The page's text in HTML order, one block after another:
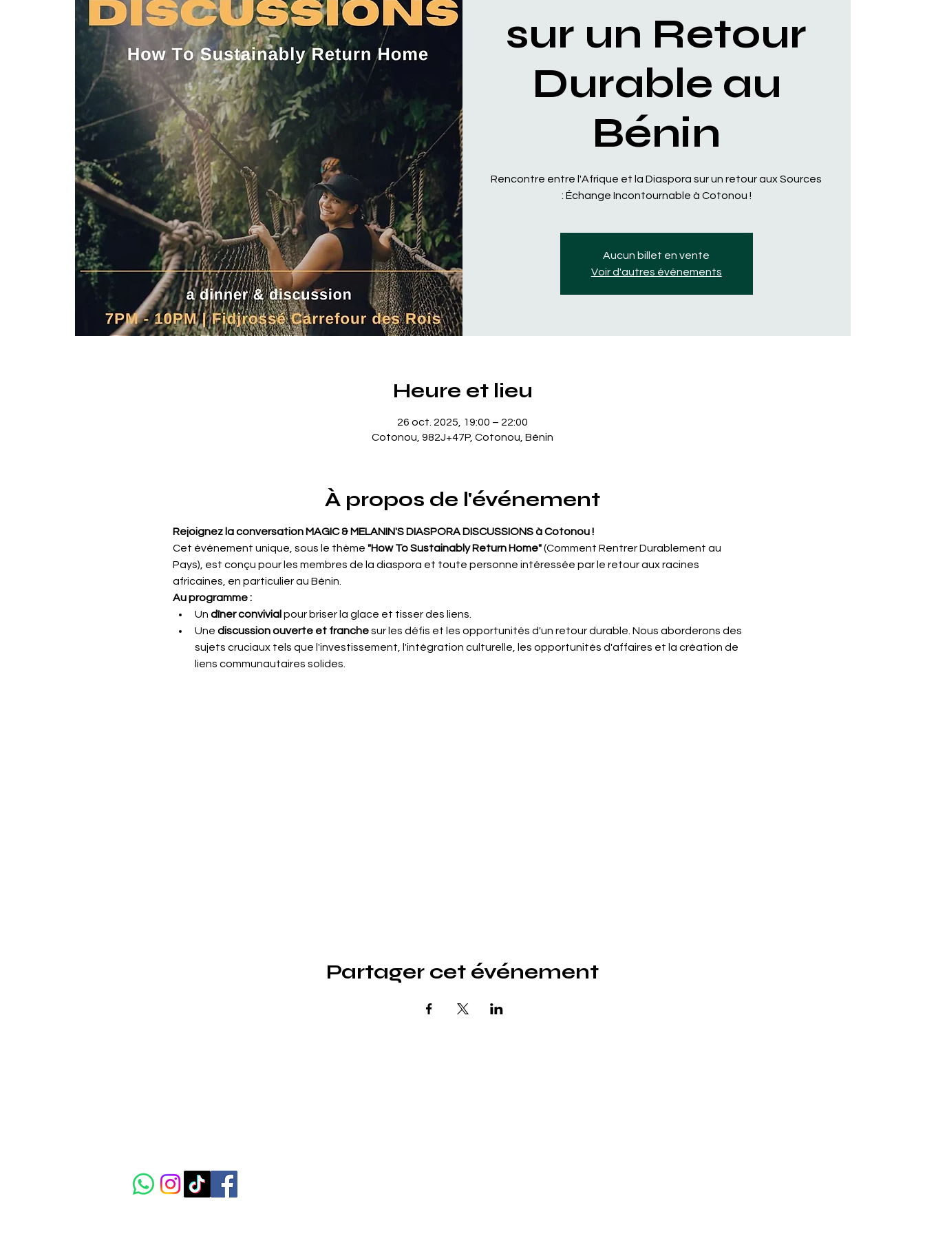
sur un Retour
Durable au
Bénin
Rencontre entre l'Afrique et la Diaspora sur un retour aux Sources
: Échange Incontournable à Cotonou !
Aucun billet en vente
Voir d'autres événements
Heure et lieu
26 oct. 2025, 19:00 – 22:00
Cotonou, 982J+47P, Cotonou, Bénin
À propos de l'événement
Rejoignez la conversation MAGIC & MELANIN'S DIASPORA DISCUSSIONS à Cotonou !
Cet événement unique, sous le thème "How To Sustainably Return Home" (Comment Rentrer Durablement au
Pays), est conçu pour les membres de la diaspora et toute personne intéressée par le retour aux racines
africaines, en particulier au Bénin.
Au programme :
Un dîner convivial pour briser la glace et tisser des liens.
Une discussion ouverte et franche sur les défis et les opportunités d'un retour durable. Nous aborderons des
sujets cruciaux tels que l'investissement, l'intégration culturelle, les opportunités d'affaires et la création de
liens communautaires solides.
Partager cet événement